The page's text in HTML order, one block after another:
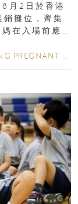
月2日於香港
攤位，齊集
在入場前應
PREGNANT